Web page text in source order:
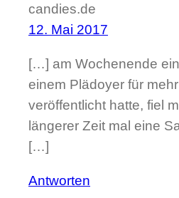
candies.de
12. Mai 2017
[…] am Wochenende
einem Plädoyer für
veröffentlicht hatte, fiel
längerer Zeit mal eine
[…]
Antworten